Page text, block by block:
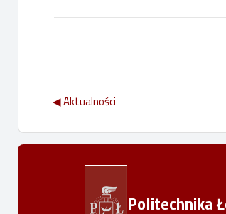
◀︎ Aktualności
Politechnika